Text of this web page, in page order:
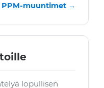
PPM-muuntimet →
lopullisen